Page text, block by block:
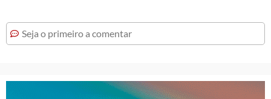
Seja o primeiro a comentar